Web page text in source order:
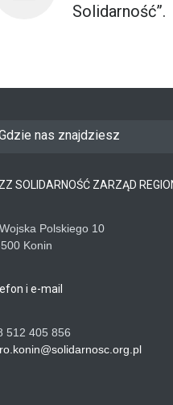
Solidarność”.
nas znajdziesz
SOLIDARNOŚĆ ZARZĄD
Polskiego 10
Konin
i e-mail
512 405 856